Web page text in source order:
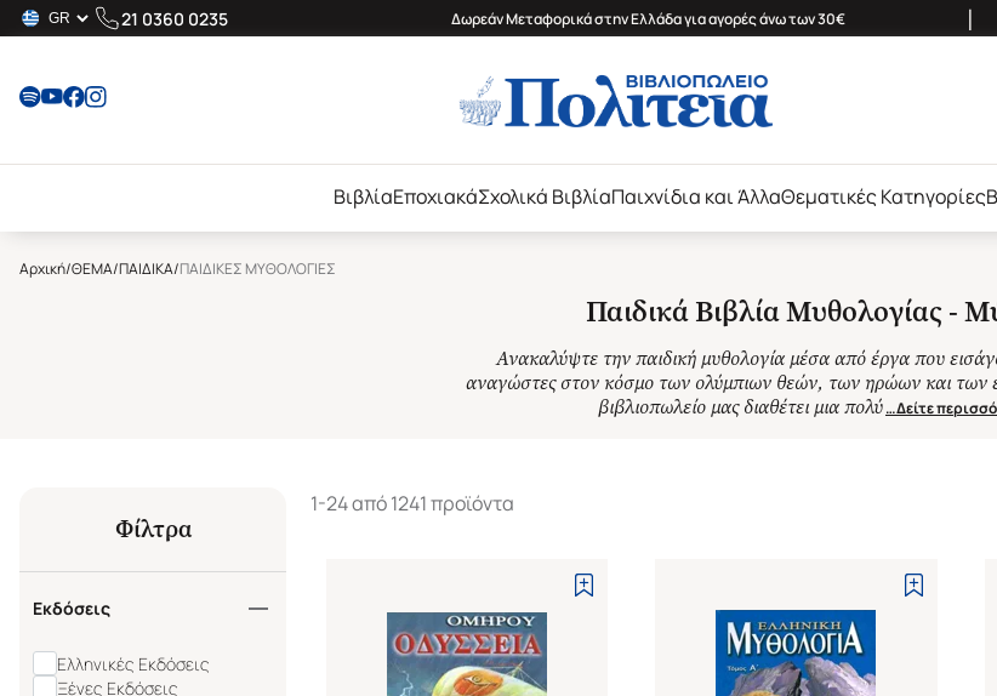
21 0360 0235 Δωρεάν Μεταφορικά στην Ελλάδα για αγορές άνω των 30€ |
ΒιβλίαΕποχιακάΣχολικά ΒιβλίαΠαιχνίδια και ΆλλαΘεματικές Κατηγορίες
Αρχική/ΘΕΜΑ/ΠΑΙΔΙΚΑ/ΠΑΙΔΙΚΕΣ ΜΥΘΟΛΟΓΙΕΣ
Παιδικά Βιβλία Μυθολογίας -
Ανακαλύψτε την παιδική μυθολογία μέσα από έργα που
αναγώστες στον κόσμο των ολύμπιων θεών, των ηρώων και των
βιβλιοπωλείο μας διαθέτει μια πολύ…Δείτε
Φίλτρα
Εκδόσεις
Ελληνικές Εκδόσεις
Ξένες Εκδόσεις
1-24 από 1241 προϊόντα